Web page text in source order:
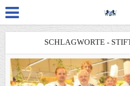
SCHLAGWORTE -